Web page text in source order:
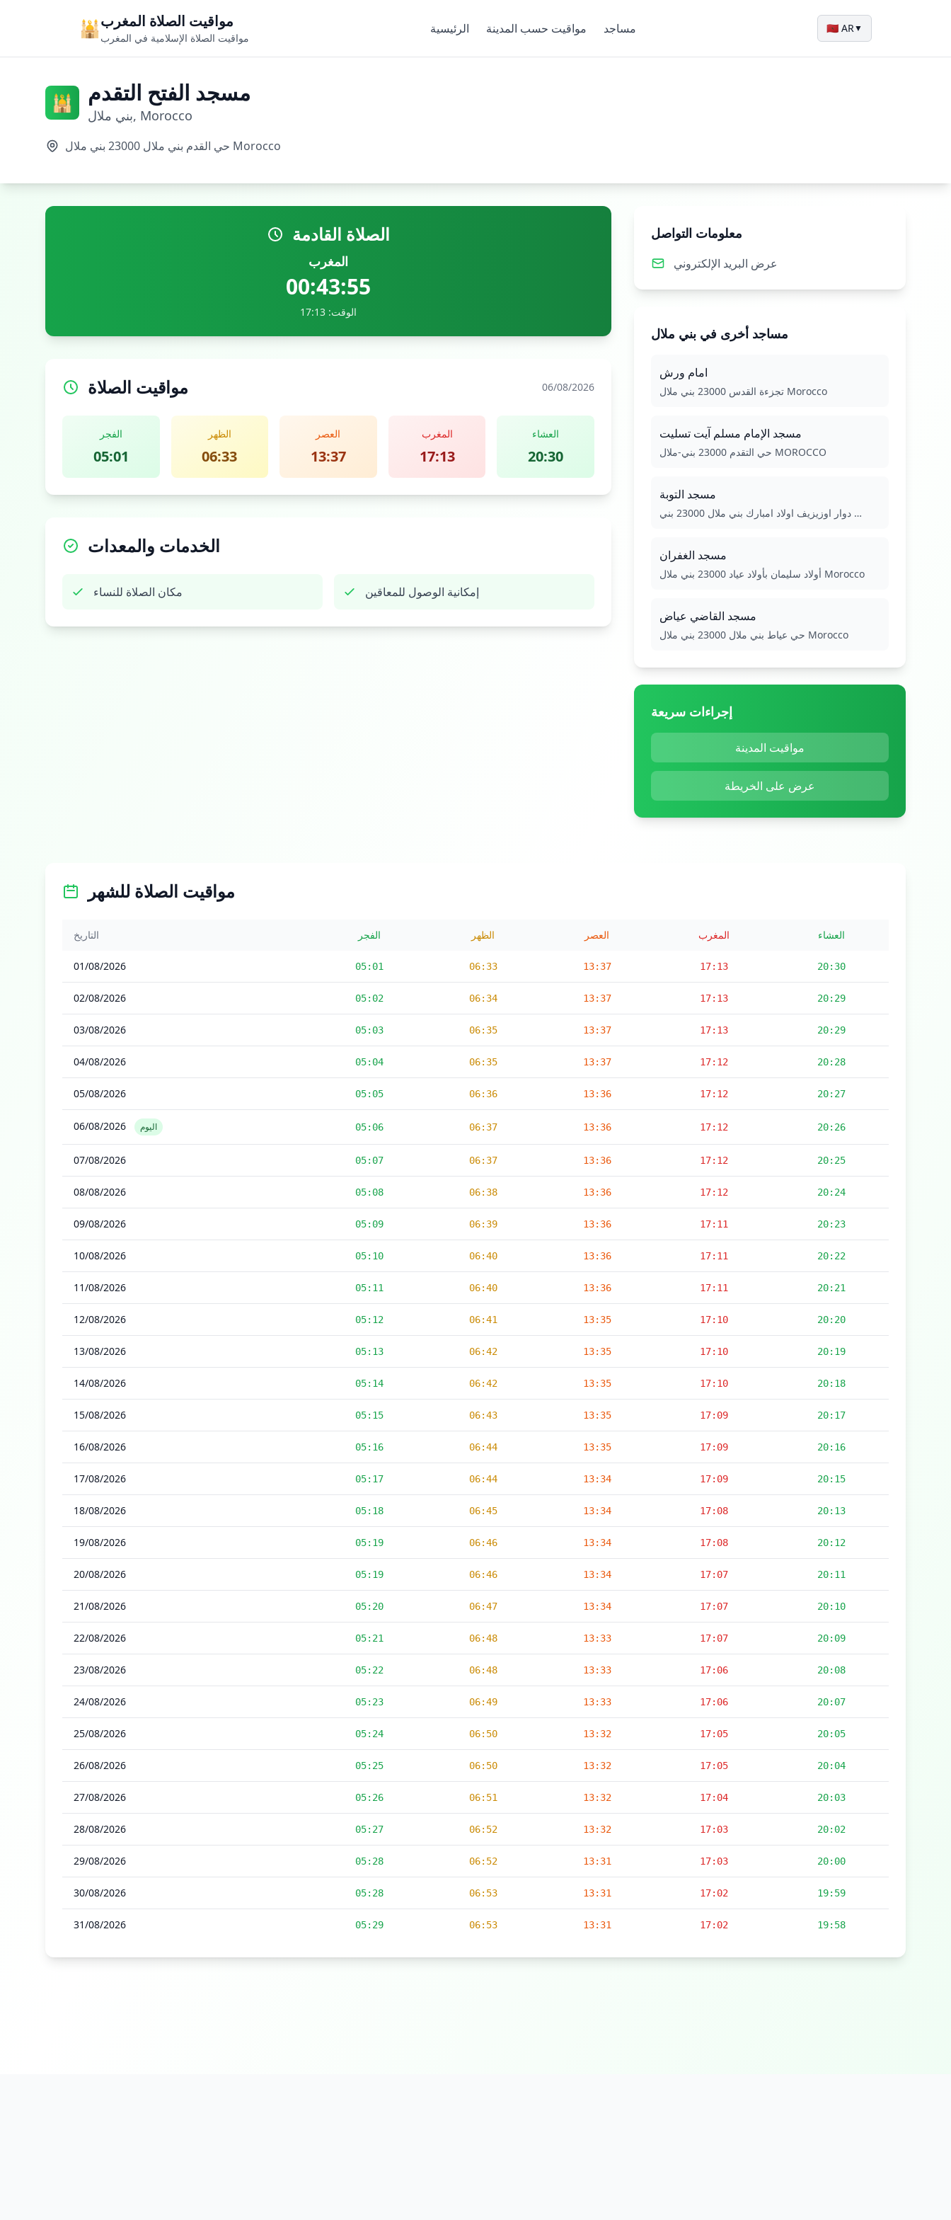
🕌مواقيت الصلاة المغرب
مواقيت الصلاة الإسلامية في المغرب
الرئيسية مواقيت حسب المدينة مساجد 🇲🇦 AR▼
🕌 مسجد الفتح التقدم
بني ملال, Morocco
حي القدم بني ملال 23000 بني ملال Morocco
الصلاة القادمة
المغرب
00:43:54
الوقت: 17:13
مواقيت الصلاة 06/08/2026
الفجر
05:01
الظهر
06:33
العصر
13:37
المغرب
17:13
العشاء
20:30
الخدمات والمعدات
مكان الصلاة للنساء إمكانية الوصول للمعاقين
معلومات التواصل
عرض البريد الإلكتروني
مساجد أخرى في بني ملال
امام ورش
تجزءة القدس 23000 بني ملال Morocco
مسجد الإمام مسلم آيت تسليت
حي التقدم 23000 بني-ملال MOROCCO
مسجد التوبة
دوار اوزيزيف اولاد امبارك بني ملال 23000 بني …
مسجد الغفران
أولاد سليمان بأولاد عياد 23000 بني ملال Morocco
مسجد القاضي عياض
حي عياط بني ملال 23000 بني ملال Morocco
إجراءات سريعة
مواقيت المدينة
عرض على الخريطة
مواقيت الصلاة للشهر
التاريخ الفجر الظهر العصر المغرب العشاء
01/08/2026 05:01 06:33 13:37 17:13 20:30
02/08/2026 05:02 06:34 13:37 17:13 20:29
03/08/2026 05:03 06:35 13:37 17:13 20:29
04/08/2026 05:04 06:35 13:37 17:12 20:28
05/08/2026 05:05 06:36 13:36 17:12 20:27
06/08/2026 اليوم 05:06 06:37 13:36 17:12 20:26
07/08/2026 05:07 06:37 13:36 17:12 20:25
08/08/2026 05:08 06:38 13:36 17:12 20:24
09/08/2026 05:09 06:39 13:36 17:11 20:23
10/08/2026 05:10 06:40 13:36 17:11 20:22
11/08/2026 05:11 06:40 13:36 17:11 20:21
12/08/2026 05:12 06:41 13:35 17:10 20:20
13/08/2026 05:13 06:42 13:35 17:10 20:19
14/08/2026 05:14 06:42 13:35 17:10 20:18
15/08/2026 05:15 06:43 13:35 17:09 20:17
16/08/2026 05:16 06:44 13:35 17:09 20:16
17/08/2026 05:17 06:44 13:34 17:09 20:15
18/08/2026 05:18 06:45 13:34 17:08 20:13
19/08/2026 05:19 06:46 13:34 17:08 20:12
20/08/2026 05:19 06:46 13:34 17:07 20:11
21/08/2026 05:20 06:47 13:34 17:07 20:10
22/08/2026 05:21 06:48 13:33 17:07 20:09
23/08/2026 05:22 06:48 13:33 17:06 20:08
24/08/2026 05:23 06:49 13:33 17:06 20:07
25/08/2026 05:24 06:50 13:32 17:05 20:05
26/08/2026 05:25 06:50 13:32 17:05 20:04
27/08/2026 05:26 06:51 13:32 17:04 20:03
28/08/2026 05:27 06:52 13:32 17:03 20:02
29/08/2026 05:28 06:52 13:31 17:03 20:00
30/08/2026 05:28 06:53 13:31 17:02 19:59
31/08/2026 05:29 06:53 13:31 17:02 19:58